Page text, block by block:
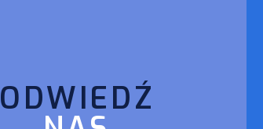
ODWIEDŹ